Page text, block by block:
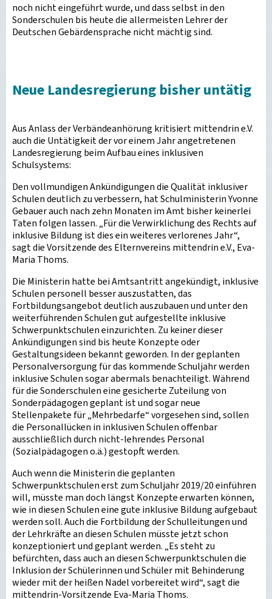
noch nicht eingeführt wurde, und dass selbst in den
Sonderschulen bis heute die allermeisten Lehrer der
Deutschen Gebärdensprache nicht mächtig sind.
Neue Landesregierung bisher untätig
Aus Anlass der Verbändeanhörung kritisiert mittendrin e.V.
auch die Untätigkeit der vor einem Jahr angetretenen
Landesregierung beim Aufbau eines inklusiven
Schulsystems:
Den vollmundigen Ankündigungen die Qualität inklusiver
Schulen deutlich zu verbessern, hat Schulministerin Yvonne
Gebauer auch nach zehn Monaten im Amt bisher keinerlei
Taten folgen lassen. „Für die Verwirklichung des Rechts auf
inklusive Bildung ist dies ein weiteres verlorenes Jahr“,
sagt die Vorsitzende des Elternvereins mittendrin e.V., Eva-
Maria Thoms.
Die Ministerin hatte bei Amtsantritt angekündigt, inklusive
Schulen personell besser auszustatten, das
Fortbildungsangebot deutlich auszubauen und unter den
weiterführenden Schulen gut aufgestellte inklusive
Schwerpunktschulen einzurichten. Zu keiner dieser
Ankündigungen sind bis heute Konzepte oder
Gestaltungsideen bekannt geworden. In der geplanten
Personalversorgung für das kommende Schuljahr werden
inklusive Schulen sogar abermals benachteiligt. Während
für die Sonderschulen eine gesicherte Zuteilung von
Sonderpädagogen geplant ist und sogar neue
Stellenpakete für „Mehrbedarfe“ vorgesehen sind, sollen
die Personallücken in inklusiven Schulen offenbar
ausschließlich durch nicht-lehrendes Personal
(Sozialpädagogen o.ä.) gestopft werden.
Auch wenn die Ministerin die geplanten
Schwerpunktschulen erst zum Schuljahr 2019/20 einführen
will, müsste man doch längst Konzepte erwarten können,
wie in diesen Schulen eine gute inklusive Bildung aufgebaut
werden soll. Auch die Fortbildung der Schulleitungen und
der Lehrkräfte an diesen Schulen müsste jetzt schon
konzeptioniert und geplant werden. „Es steht zu
befürchten, dass auch an diesen Schwerpunktschulen die
Inklusion der Schülerinnen und Schüler mit Behinderung
wieder mit der heißen Nadel vorbereitet wird“, sagt die
mittendrin-Vorsitzende Eva-Maria Thoms.